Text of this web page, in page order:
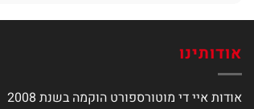
יש
סוגים.
ניתן
לבחור
אודותינו
אודות איי די מוטורספורט הוקמה בשנת 2008